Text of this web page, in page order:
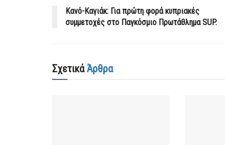
Kανό-Καγιάκ: Για πρώτη φορά κυπριακές
συμμετοχές στο Παγκόσμιο Πρωτάθλημα SUP.
ΣχετικάΆρθρα